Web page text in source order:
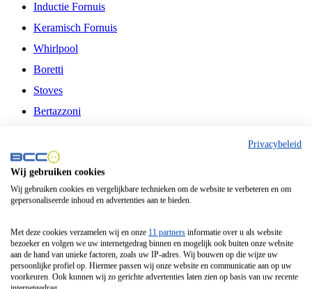
Inductie Fornuis
Keramisch Fornuis
Whirlpool
Boretti
Stoves
Bertazzoni
Fitelli
Airfryer
Frituurpan
Contactgrill
Broodbakmachine
Broodrooster
Privacybeleid
Wij gebruiken cookies
Wij gebruiken cookies en vergelijkbare technieken om de website te verbeteren en om
gepersonaliseerde inhoud en advertenties aan te bieden.
Met deze cookies verzamelen wij en onze 11 partners informatie over u als website
bezoeker en volgen we uw internetgedrag binnen en mogelijk ook buiten onze website
aan de hand van unieke factoren, zoals uw IP-adres. Wij bouwen op die wijze uw
persoonlijke profiel op. Hiermee passen wij onze website en communicatie aan op uw
voorkeuren. Ook kunnen wij zo gerichte advertenties laten zien op basis van uw recente